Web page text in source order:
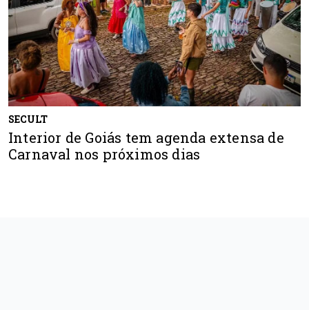
SECULT
Interior de Goiás tem agenda extensa de
Carnaval nos próximos dias